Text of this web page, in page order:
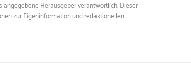
Herausgeber verantwortlich. Dieser
zur Eigeninformation und redaktionellen